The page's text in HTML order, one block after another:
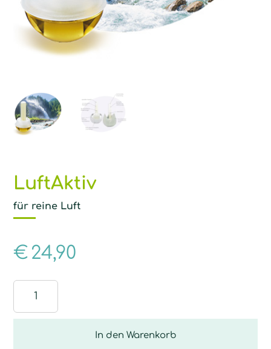
LuftAktiv
für reine Luft
€ 24,90
Menge
In den Warenkorb